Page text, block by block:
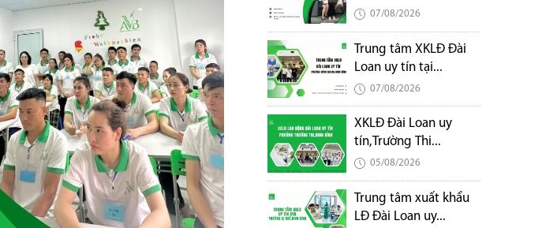
07/08/2026
Trung tâm XKLĐ Đài
Loan uy tín tại...
07/08/2026
XKLĐ Đài Loan uy
tín,Trường Thi...
05/08/2026
Trung tâm xuất khẩu
LĐ Đài Loan uy...